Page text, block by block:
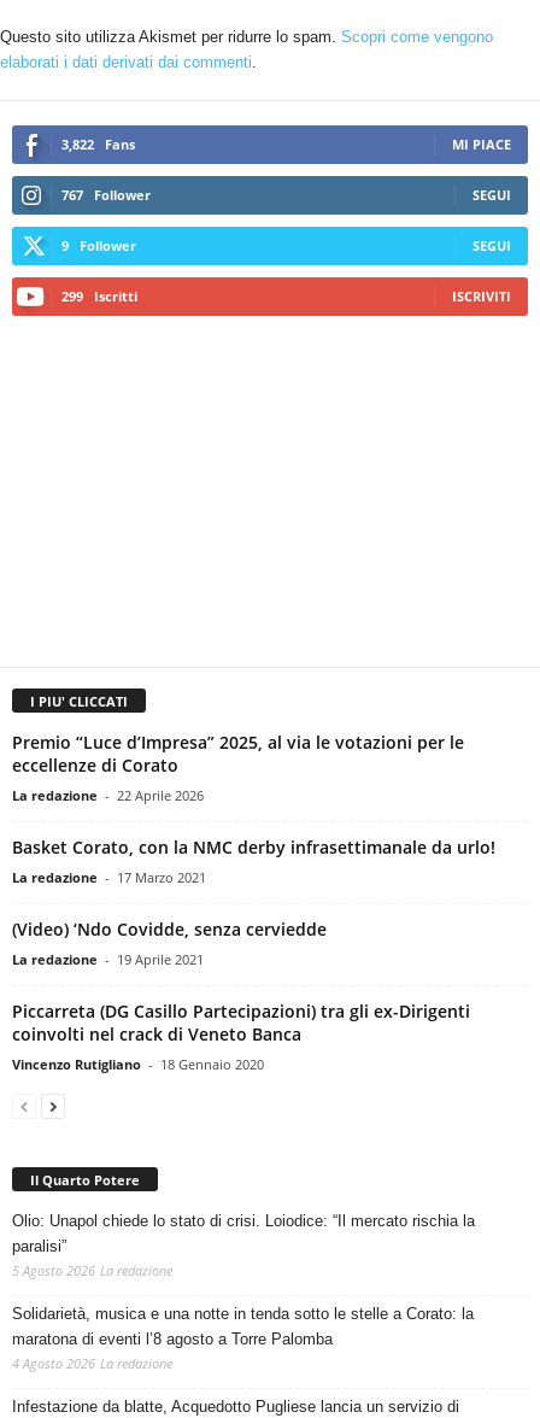
Questo sito utilizza Akismet per ridurre lo spam. Scopri come vengono
elaborati i dati derivati dai commenti
3,822 Fans MI PIACE
767 Follower SEGUI
9 Follower SEGUI
299 Iscritti ISCRIVITI
I PIU' CLICCATI
Premio “Luce d’Impresa” 2025, al via le votazioni per le
eccellenze di Corato
La redazione - 22 Aprile 2026
Basket Corato, con la NMC derby infrasettimanale da urlo!
La redazione - 17 Marzo 2021
(Video) ‘Ndo Covidde, senza cerviedde
La redazione - 19 Aprile 2021
Piccarreta (DG Casillo Partecipazioni) tra gli ex-Dirigenti
coinvolti nel crack di Veneto Banca
Vincenzo Rutigliano - 18 Gennaio 2020
Il Quarto Potere
Olio: Unapol chiede lo stato di crisi. Loiodice: “Il mercato rischia la
paralisi”
5 Agosto 2026 La redazione
Solidarietà, musica e una notte in tenda sotto le stelle a Corato: la
maratona di eventi l’8 agosto a Torre Palomba
4 Agosto 2026 La redazione
Infestazione da blatte, Acquedotto Pugliese lancia un servizio di